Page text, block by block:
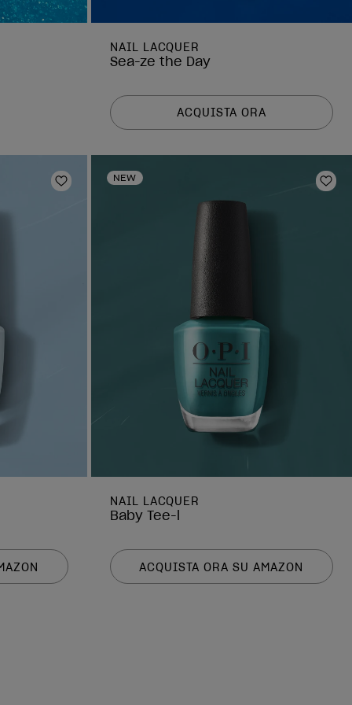
NAIL LACQUER
Sea-ze the Day
ACQUISTA ORA
Aggiungi alla lista dei desideri
NEW
NAIL LACQUER
Baby Tee-l
ACQUISTA ORA SU AMAZON